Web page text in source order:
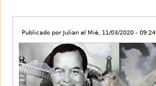
Publicado por Julian el Mié, 11/03/2020 - 09:24